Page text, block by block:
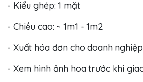
- Kiểu ghép: 1 mặt
- Chiều cao: ~ 1m1 - 1m2
- Xuất hóa đơn cho doanh nghiệp
- Xem hình ảnh hoa trước khi